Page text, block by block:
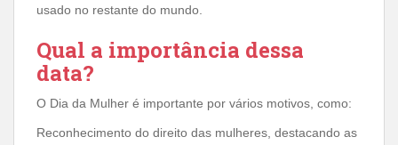
usado no restante do mundo.
Qual a importância dessa
data?
O Dia da Mulher é importante por vários motivos, como:
Reconhecimento do direito das mulheres, destacando as